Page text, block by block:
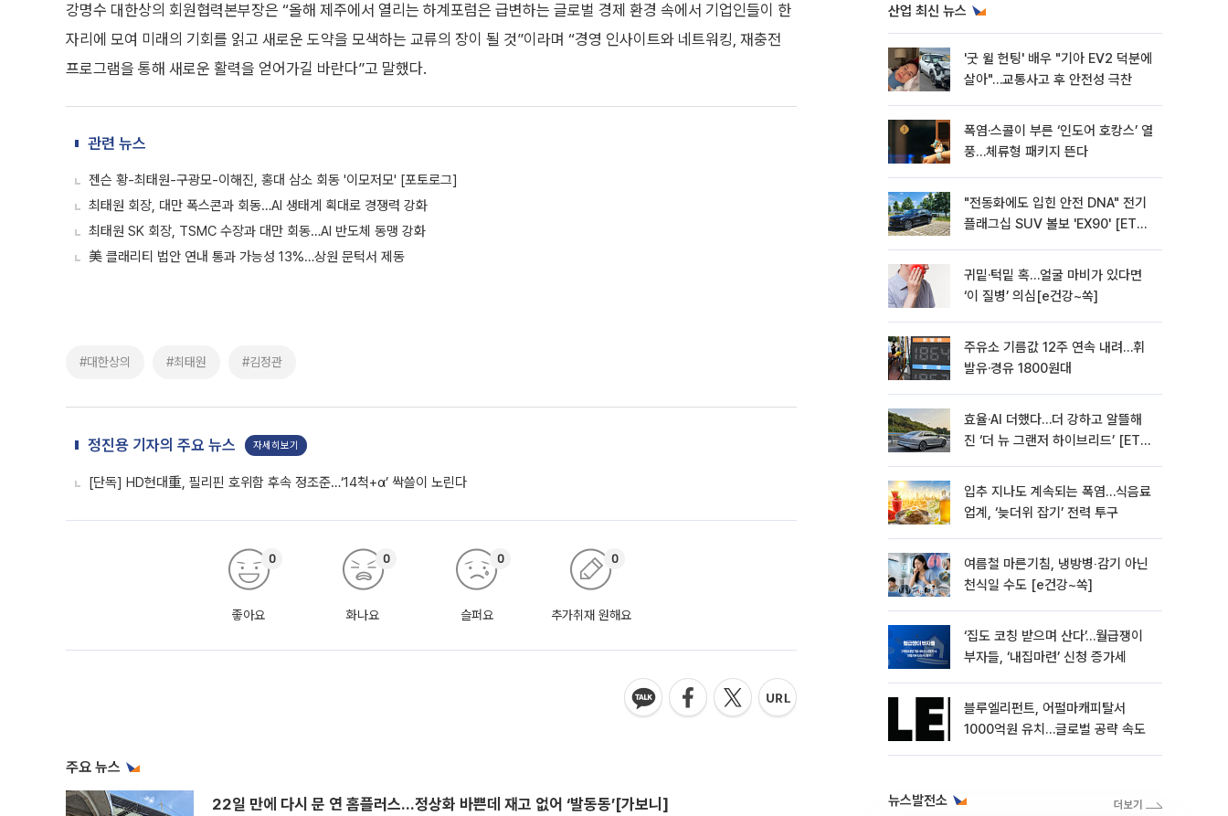
강명수 대한상의 회원협력본부장은 “올해 제주에서 열리는 하계포럼은 급변하는 글로벌 경제 환경 속에서 기업인들이 한
자리에 모여 미래의 기회를 읽고 새로운 도약을 모색하는 교류의 장이 될 것”이라며 “경영 인사이트와 네트워킹, 재충전
프로그램을 통해 새로운 활력을 얻어가길 바란다”고 말했다.
관련 뉴스
젠슨 황-최태원-구광모-이해진, 홍대 삼소 회동 '이모저모' [포토로그]
최태원 회장, 대만 폭스콘과 회동…AI 생태계 획대로 경쟁력 강화
최태원 SK 회장, TSMC 수장과 대만 회동…AI 반도체 동맹 강화
美 클래리티 법안 연내 통과 가능성 13%…상원 문턱서 제동
#대한상의 #최태원 #김정관
정진용 기자의 주요 뉴스 자세히보기
[단독] HD현대重, 필리핀 호위함 후속 정조준…‘14척+α’ 싹쓸이 노린다
좋아요
0
화나요
0
슬퍼요
0
추가취재 원해요
0
주요 뉴스
22일 만에 다시 문 연 홈플러스…정상화 바쁜데 재고 없어 ‘발동동’[가보니]
산업 최신 뉴스
'굿 윌 헌팅' 배우 "기아 EV2 덕분에
살아"…교통사고 후 안전성 극찬
폭염·스콜이 부른 ‘인도어 호캉스’ 열
풍…체류형 패키지 뜬다
"전동화에도 입힌 안전 DNA" 전기
플래그십 SUV 볼보 'EX90' [ET의
귀밑·턱밑 혹…얼굴 마비가 있다면
‘이 질병’ 의심[e건강~쏙]
주유소 기름값 12주 연속 내려…휘
발유·경유 1800원대
효율·AI 더했다…더 강하고 알뜰해
진 ‘더 뉴 그랜저 하이브리드’ [ET의
입추 지나도 계속되는 폭염…식음료
업계, ‘늦더위 잡기’ 전력 투구
여름철 마른기침, 냉방병‧감기 아닌
천식일 수도 [e건강~쏙]
‘집도 코칭 받으며 산다’…월급쟁이
부자들, ‘내집마련’ 신청 증가세
블루엘리펀트, 어펄마캐피탈서
1000억원 유치…글로벌 공략 속도
뉴스발전소